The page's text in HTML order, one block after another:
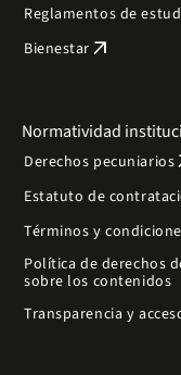
Reglamentos de
Bienestar arrow_outward
Normatividad
Derechos pecuniarios
Estatuto de
Términos y
Política de derechos
sobre los contenidos
Transparencia y